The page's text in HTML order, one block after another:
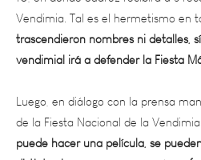
vendimial irá a defender la Fiesta
Luego, en diálogo con la prensa
de la Fiesta Nacional de la
puede hacer una película, se
distintos lugares, por eso